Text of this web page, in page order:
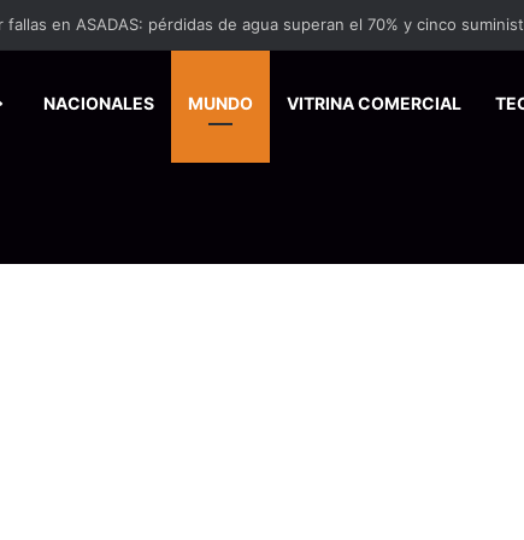
HOMENACIONALES MUNDO VITRINA COMERCIAL